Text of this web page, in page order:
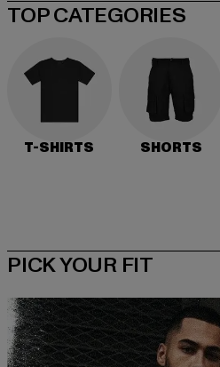
TOP CATEGORIES
T-SHIRTS SHORTS
PICK YOUR FIT